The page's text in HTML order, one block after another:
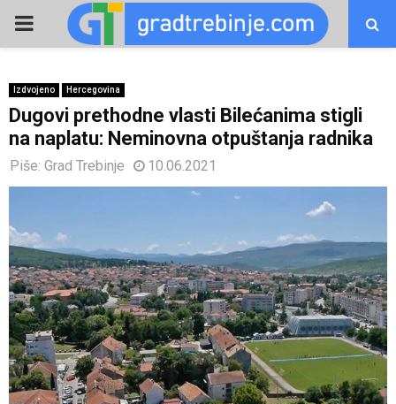
PRIMARY
Izdvojeno Hercegovina
Dugovi prethodne vlasti Bilećanima stigli
na naplatu: Neminovna otpuštanja radnika
Piše: Grad Trebinje 10.06.2021